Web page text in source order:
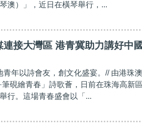
澳）」，近日在橫琴舉行，...
連接大灣區 港青冀助力講好中
年以詩會友，創文化盛宴。// 由港珠澳
硯繪青春」詩歌薈，日前在珠海高新
行。這場青春盛會以「...